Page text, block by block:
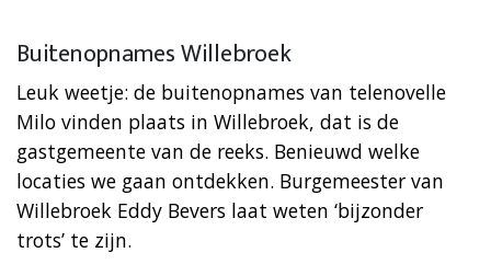
Buitenopnames Willebroek
Leuk weetje: de buitenopnames van telenovelle
Milo vinden plaats in Willebroek, dat is de
gastgemeente van de reeks. Benieuwd welke
locaties we gaan ontdekken. Burgemeester van
Willebroek Eddy Bevers laat weten ‘bijzonder
trots’ te zijn.